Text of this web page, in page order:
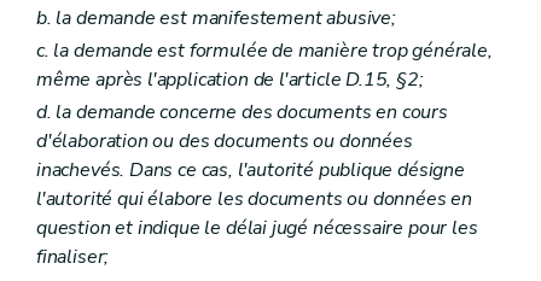
b. la demande est manifestement abusive;
c. la demande est formulée de manière trop générale,
même après l'application de l'article D.15, §2;
d. la demande concerne des documents en cours
d'élaboration ou des documents ou données
inachevés. Dans ce cas, l'autorité publique désigne
l'autorité qui élabore les documents ou données en
question et indique le délai jugé nécessaire pour les
finaliser;